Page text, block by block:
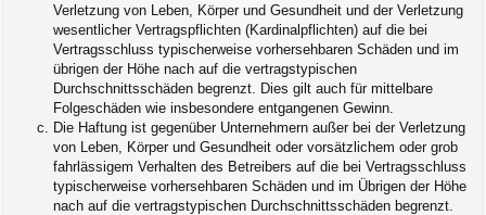
Verletzung von Leben, Körper und Gesundheit und der Verletzung
wesentlicher Vertragspflichten (Kardinalpflichten) auf die bei
Vertragsschluss typischerweise vorhersehbaren Schäden und im
übrigen der Höhe nach auf die vertragstypischen
Durchschnittsschäden begrenzt. Dies gilt auch für mittelbare
Folgeschäden wie insbesondere entgangenen Gewinn.
Die Haftung ist gegenüber Unternehmern außer bei der Verletzung
von Leben, Körper und Gesundheit oder vorsätzlichem oder grob
fahrlässigem Verhalten des Betreibers auf die bei Vertragsschluss
typischerweise vorhersehbaren Schäden und im Übrigen der Höhe
nach auf die vertragstypischen Durchschnittsschäden begrenzt.